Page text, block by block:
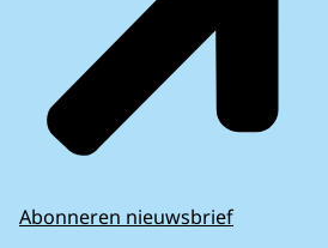
Abonneren nieuwsbrief